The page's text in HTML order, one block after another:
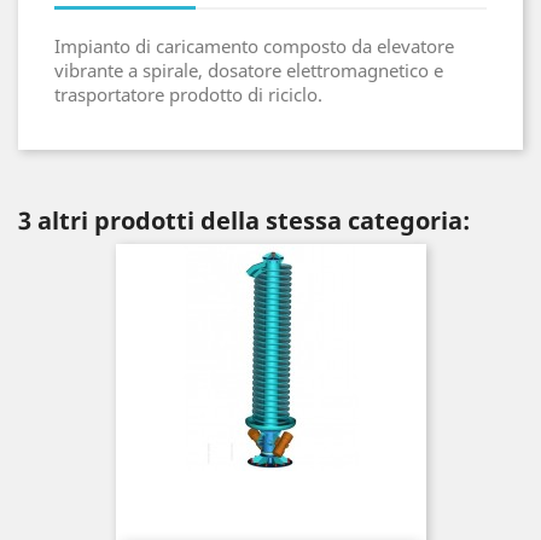
Impianto di caricamento composto da elevatore
vibrante a spirale, dosatore elettromagnetico e
trasportatore prodotto di riciclo.
3 altri prodotti della stessa categoria: